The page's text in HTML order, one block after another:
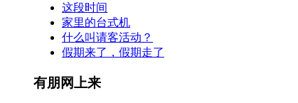
这段时间
家里的台式机
什么叫请客活动？
假期来了，假期走了
有朋网上来